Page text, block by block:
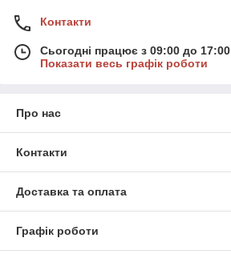
Контакти
Сьогодні працює з 09:00 до 17:00
Показати весь графік роботи
Про нас
Контакти
Доставка та оплата
Графік роботи